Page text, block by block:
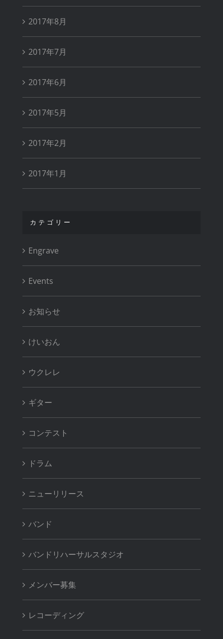
2017年8月
2017年7月
2017年6月
2017年5月
2017年2月
2017年1月
カテゴリー
Engrave
Events
お知らせ
けいおん
ウクレレ
ギター
コンテスト
ドラム
ニューリリース
バンド
バンドリハーサルスタジオ
メンバー募集
レコーディング